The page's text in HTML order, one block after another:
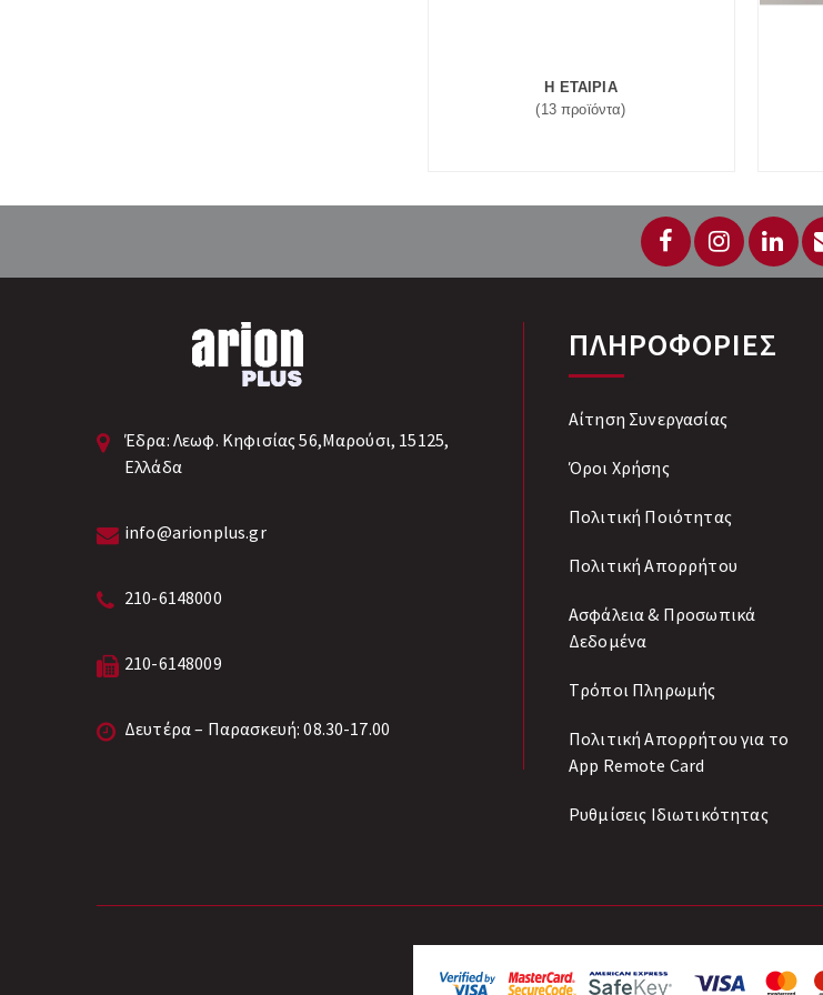
Η ΕΤΑΙΡΙΑ
(13 προϊόντα)
Έδρα: Λεωφ. Κηφισίας 56,Μαρούσι, 15125,
Ελλάδα
info@arionplus.gr
210-6148000
210-6148009
Δευτέρα – Παρασκευή: 08.30-17.00
ΠΛΗΡΟΦΟΡΙΕΣ
Αίτηση Συνεργασίας
Όροι Χρήσης
Πολιτική Ποιότητας
Πολιτική Απορρήτου
Ασφάλεια & Προσωπικά
Δεδομένα
Tρόποι Πληρωμής
Πολιτική Απορρήτου για το
App Remote Card
Ρυθμίσεις Ιδιωτικότητας